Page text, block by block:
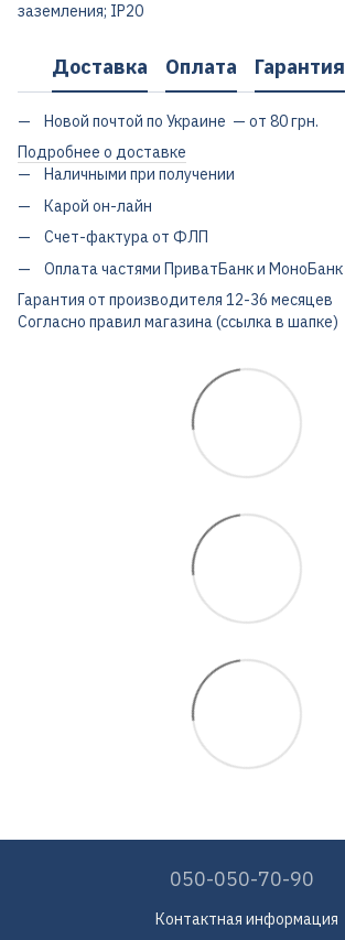
заземления; IP20
Доставка Оплата Гарантия
Новой почтой по Украине — от 80 грн.
Подробнее о доставке
Наличными при получении
Карой он-лайн
Счет-фактура от ФЛП
Оплата частями ПриватБанк и МоноБанк
Гарантия от производителя 12-36 месяцев
Согласно правил магазина (ссылка в шапке)
050-050-70-90
Контактная информация